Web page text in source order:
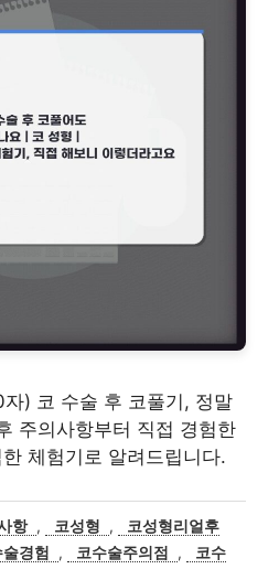
) 코 수술 후 코풀기, 정말
주의사항부터 직접 경험한
체험기로 알려드립니다.
항 , 코성형 ,
코성형리얼후
술경험 , 코수술주의점 ,
코수